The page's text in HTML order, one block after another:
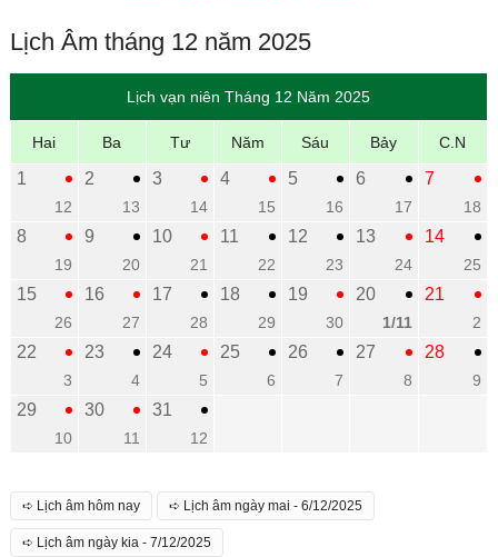
Lịch Âm tháng 12 năm 2025
Lịch vạn niên Tháng 12 Năm 2025
Hai Ba Tư Năm Sáu Bảy C.N
1
12
2
13
3
14
4
15
5
16
6
17
7
18
8
19
9
20
10
21
11
22
12
23
13
24
14
25
15
26
16
27
17
28
18
29
19
30
20
1/11
21
2
22
3
23
4
24
5
25
6
26
7
27
8
28
9
29
10
30
11
31
12
➪ Lịch âm hôm nay ➪ Lịch âm ngày mai - 6/12/2025
➪ Lịch âm ngày kia - 7/12/2025